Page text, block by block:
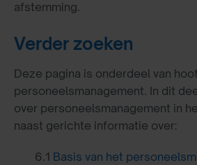
afstemming.
Verder zoeken
Deze pagina is onderdeel van
personeelsmanagement. In dit
over personeelsmanagement in
naast gerichte informatie over:
6.1 Basis van het